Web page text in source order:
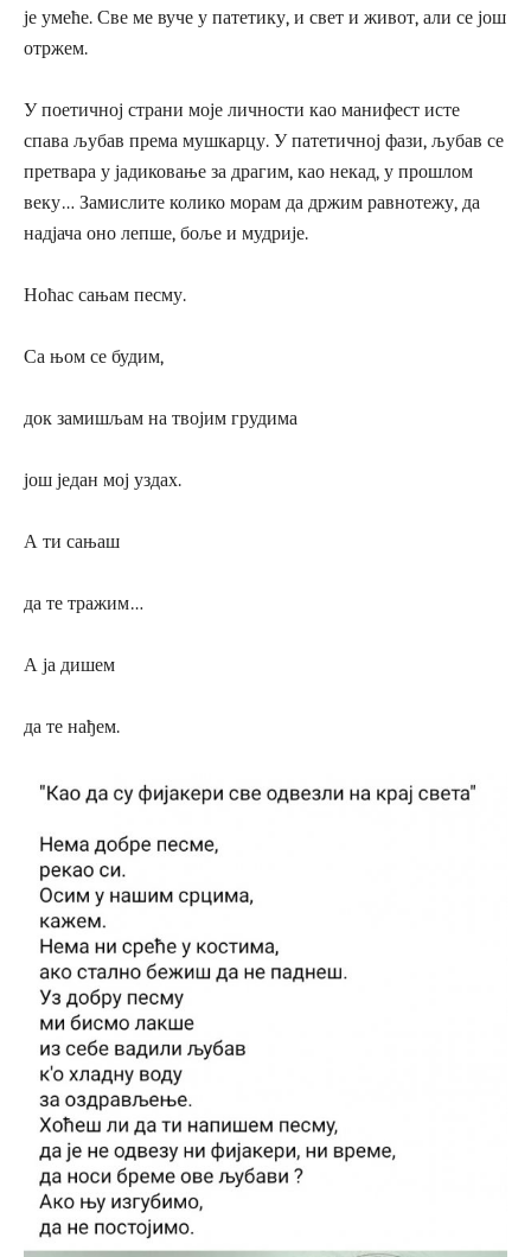
је умеће. Све ме вуче у патетику, и свет и живот, али се још
отржем.
У поетичној страни моје личности као манифест исте
спава љубав према мушкарцу. У патетичној фази, љубав се
претвара у јадиковање за драгим, као некад, у прошлом
веку… Замислите колико морам да држим равнотежу, да
надјача оно лепше, боље и мудрије.
Ноћас сањам песму.
Са њом се будим,
док замишљам на твојим грудима
још један мој уздах.
А ти сањаш
да те тражим…
А ја дишем
да те нађем.